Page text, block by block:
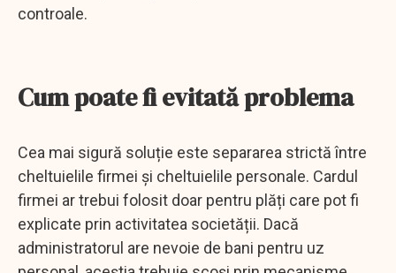
controale.
Cum poate fi evitată problema
Cea mai sigură soluție este separarea strictă între
cheltuielile firmei și cheltuielile personale. Cardul
firmei ar trebui folosit doar pentru plăți care pot fi
explicate prin activitatea societății. Dacă
administratorul are nevoie de bani pentru uz